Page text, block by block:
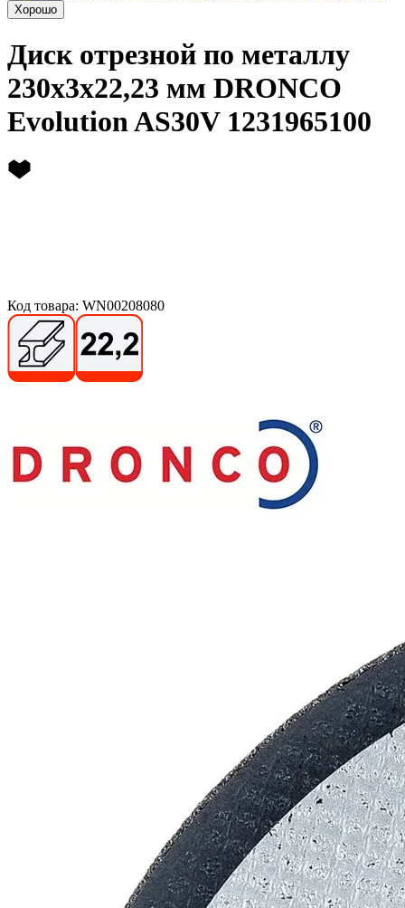
Хорошо
Диск отрезной по металлу
230х3х22,23 мм DRONCO
Evolution AS30V 1231965100
Код товара: WN00208080